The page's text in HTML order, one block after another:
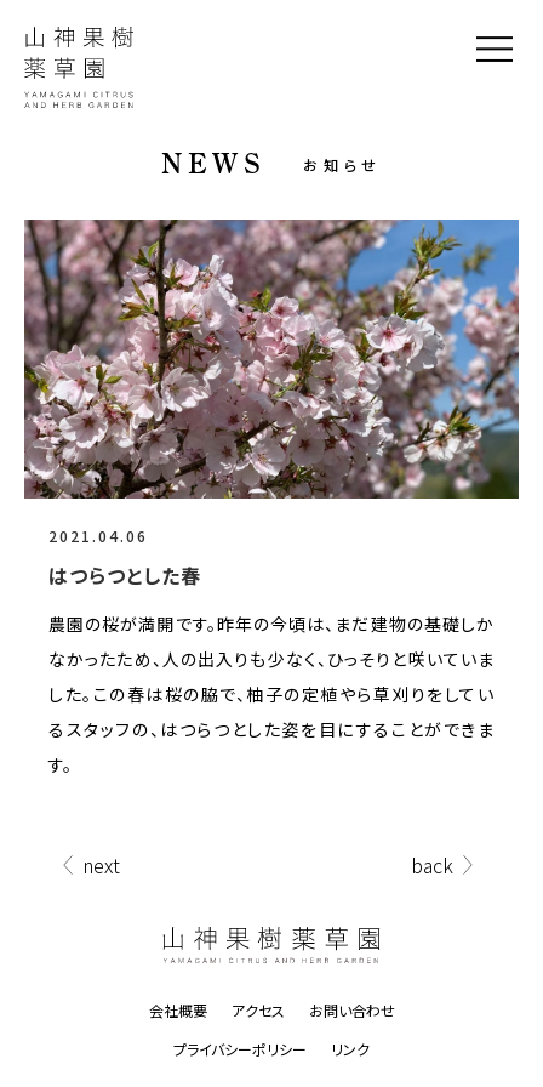
NEWS お知らせ
2021.04.06
はつらつとした春
農園の桜が満開です。昨年の今頃は、まだ建物の基礎しか
なかったため、人の出入りも少なく、ひっそりと咲いていま
した。この春は桜の脇で、柚子の定植やら草刈りをしてい
るスタッフの、はつらつとした姿を目にすることができま
す。
next back
会社概要 アクセス
お問い合わせ
プライバシーポリシー
リンク